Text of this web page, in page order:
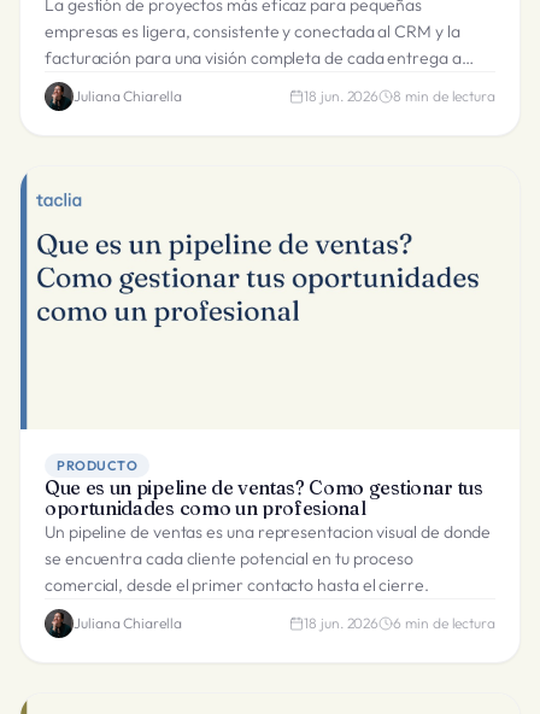
La gestión de proyectos más eficaz para pequeñas
empresas es ligera, consistente y conectada al CRM y la
facturación para una visión completa de cada entrega a
cliente.
Juliana Chiarella 18 jun. 2026 8 min de lectura
PRODUCTO
Que es un pipeline de ventas? Como gestionar tus
oportunidades como un profesional
Un pipeline de ventas es una representacion visual de donde
se encuentra cada cliente potencial en tu proceso
comercial, desde el primer contacto hasta el cierre.
Juliana Chiarella 18 jun. 2026 6 min de lectura